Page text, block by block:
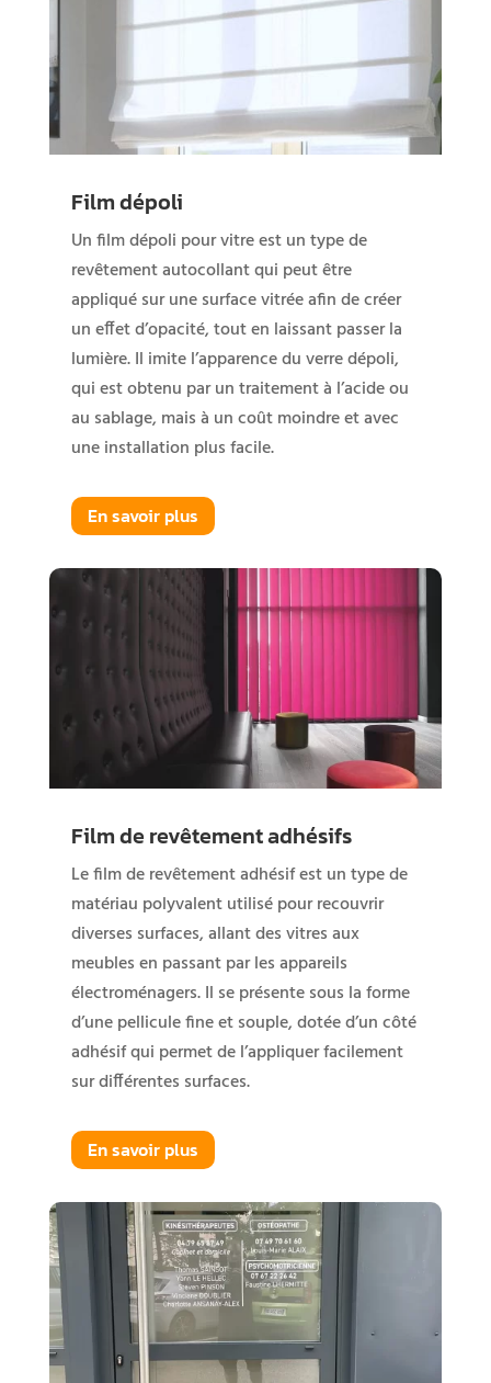
Film dépoli
Un film dépoli pour vitre est un type de
revêtement autocollant qui peut être
appliqué sur une surface vitrée afin de créer
un effet d’opacité, tout en laissant passer la
lumière. Il imite l’apparence du verre dépoli,
qui est obtenu par un traitement à l’acide ou
au sablage, mais à un coût moindre et avec
une installation plus facile.
En savoir plus
Film de revêtement adhésifs
Le film de revêtement adhésif est un type de
matériau polyvalent utilisé pour recouvrir
diverses surfaces, allant des vitres aux
meubles en passant par les appareils
électroménagers. Il se présente sous la forme
d’une pellicule fine et souple, dotée d’un côté
adhésif qui permet de l’appliquer facilement
sur différentes surfaces.
En savoir plus